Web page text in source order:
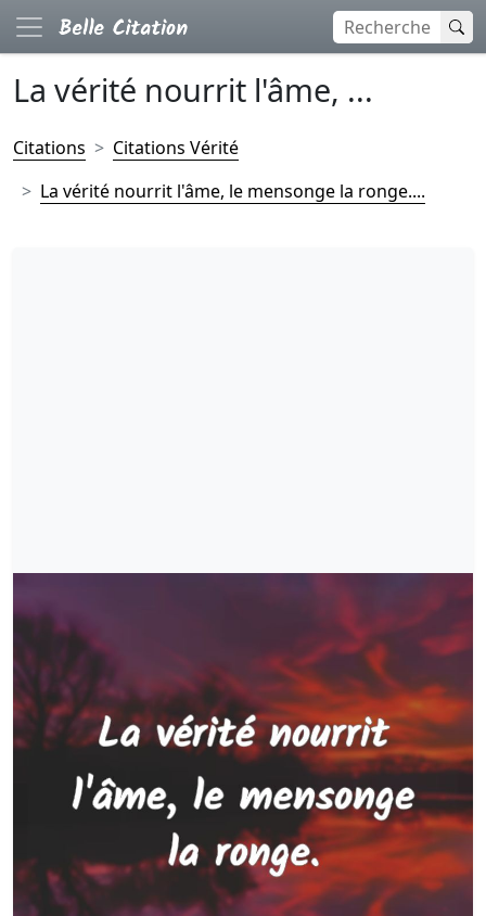
La vérité nourrit l'âme, ...
Citations
Citations Vérité
La vérité nourrit l'âme, le mensonge la ronge....